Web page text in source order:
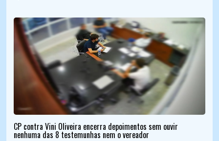
CP contra Vini Oliveira encerra depoimentos sem ouvir
nenhuma das 8 testemunhas nem o vereador